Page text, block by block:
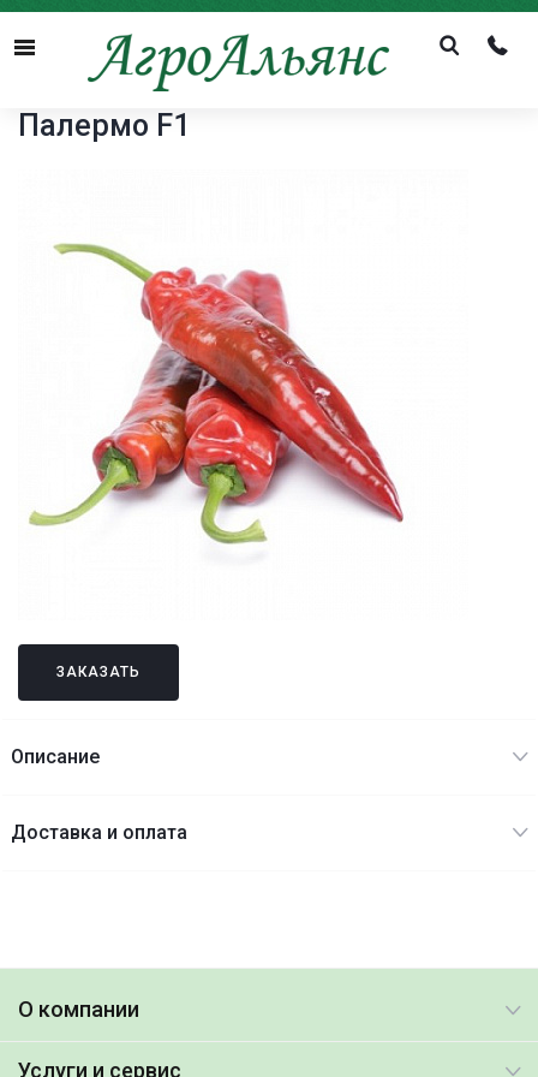
Menu
Палермо F1
ЗАКАЗАТЬ
Описание
Доставка и оплата
О компании
Услуги и сервис